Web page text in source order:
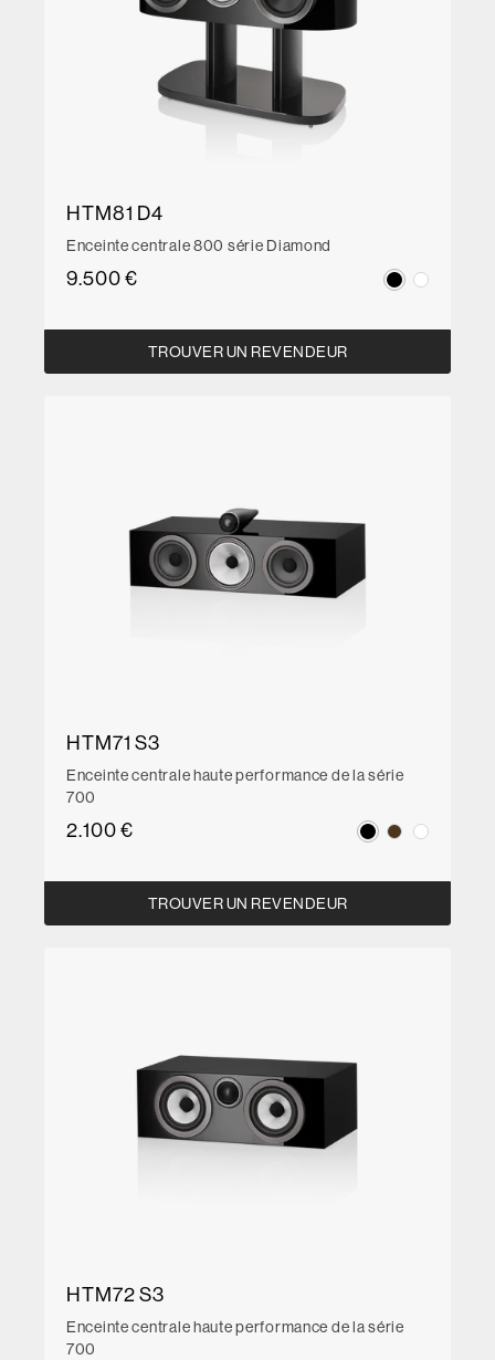
HTM81 D4
Enceinte centrale 800 série Diamond
9.500 €
TROUVER UN REVENDEUR
HTM71 S3
Enceinte centrale haute performance de la série
700
2.100 €
TROUVER UN REVENDEUR
HTM72 S3
Enceinte centrale haute performance de la série
700